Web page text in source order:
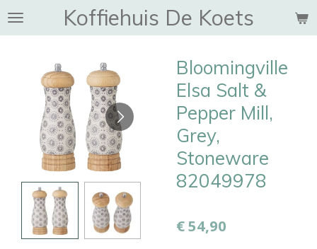
Ga
hoofdinhoud
Koffiehuis De Koets
Bloomingville
Elsa Salt &
Pepper Mill,
Grey,
Stoneware
82049978
€ 54,90